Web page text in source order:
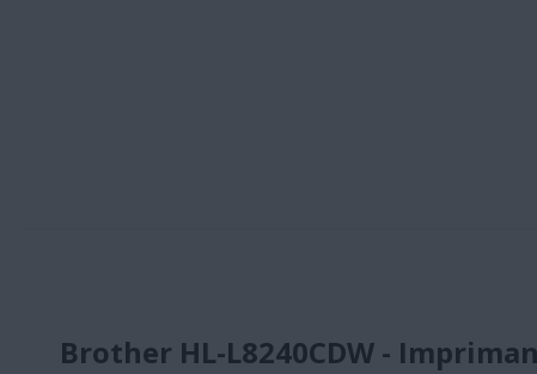
Brother HL-L8240CDW -